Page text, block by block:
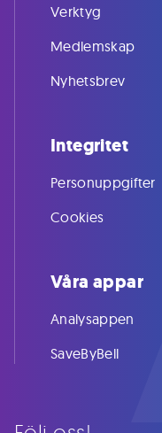
Verktyg
Medlemskap
Nyhetsbrev
Integritet
Personuppgifter
Cookies
Våra appar
Analysappen
SaveByBell